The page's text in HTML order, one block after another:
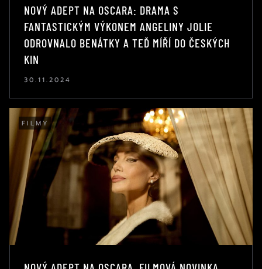
NOVÝ ADEPT NA OSCARA: DRAMA S
FANTASTICKÝM VÝKONEM ANGELINY JOLIE
ODROVNALO BENÁTKY A TEĎ MÍŘÍ DO ČESKÝCH
KIN
30.11.2024
FILMY